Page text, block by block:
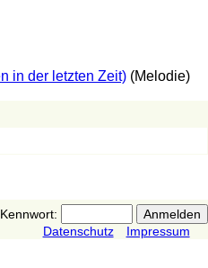
in der letzten Zeit) (Melodie)
Kennwort:
Datenschutz
Impressum